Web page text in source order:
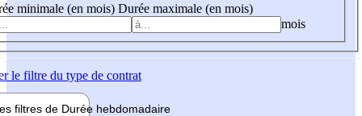
minimale (en mois) Durée maximale (en mois)
mois
le filtre du type de contrat
filtres de Durée hebdomadaire